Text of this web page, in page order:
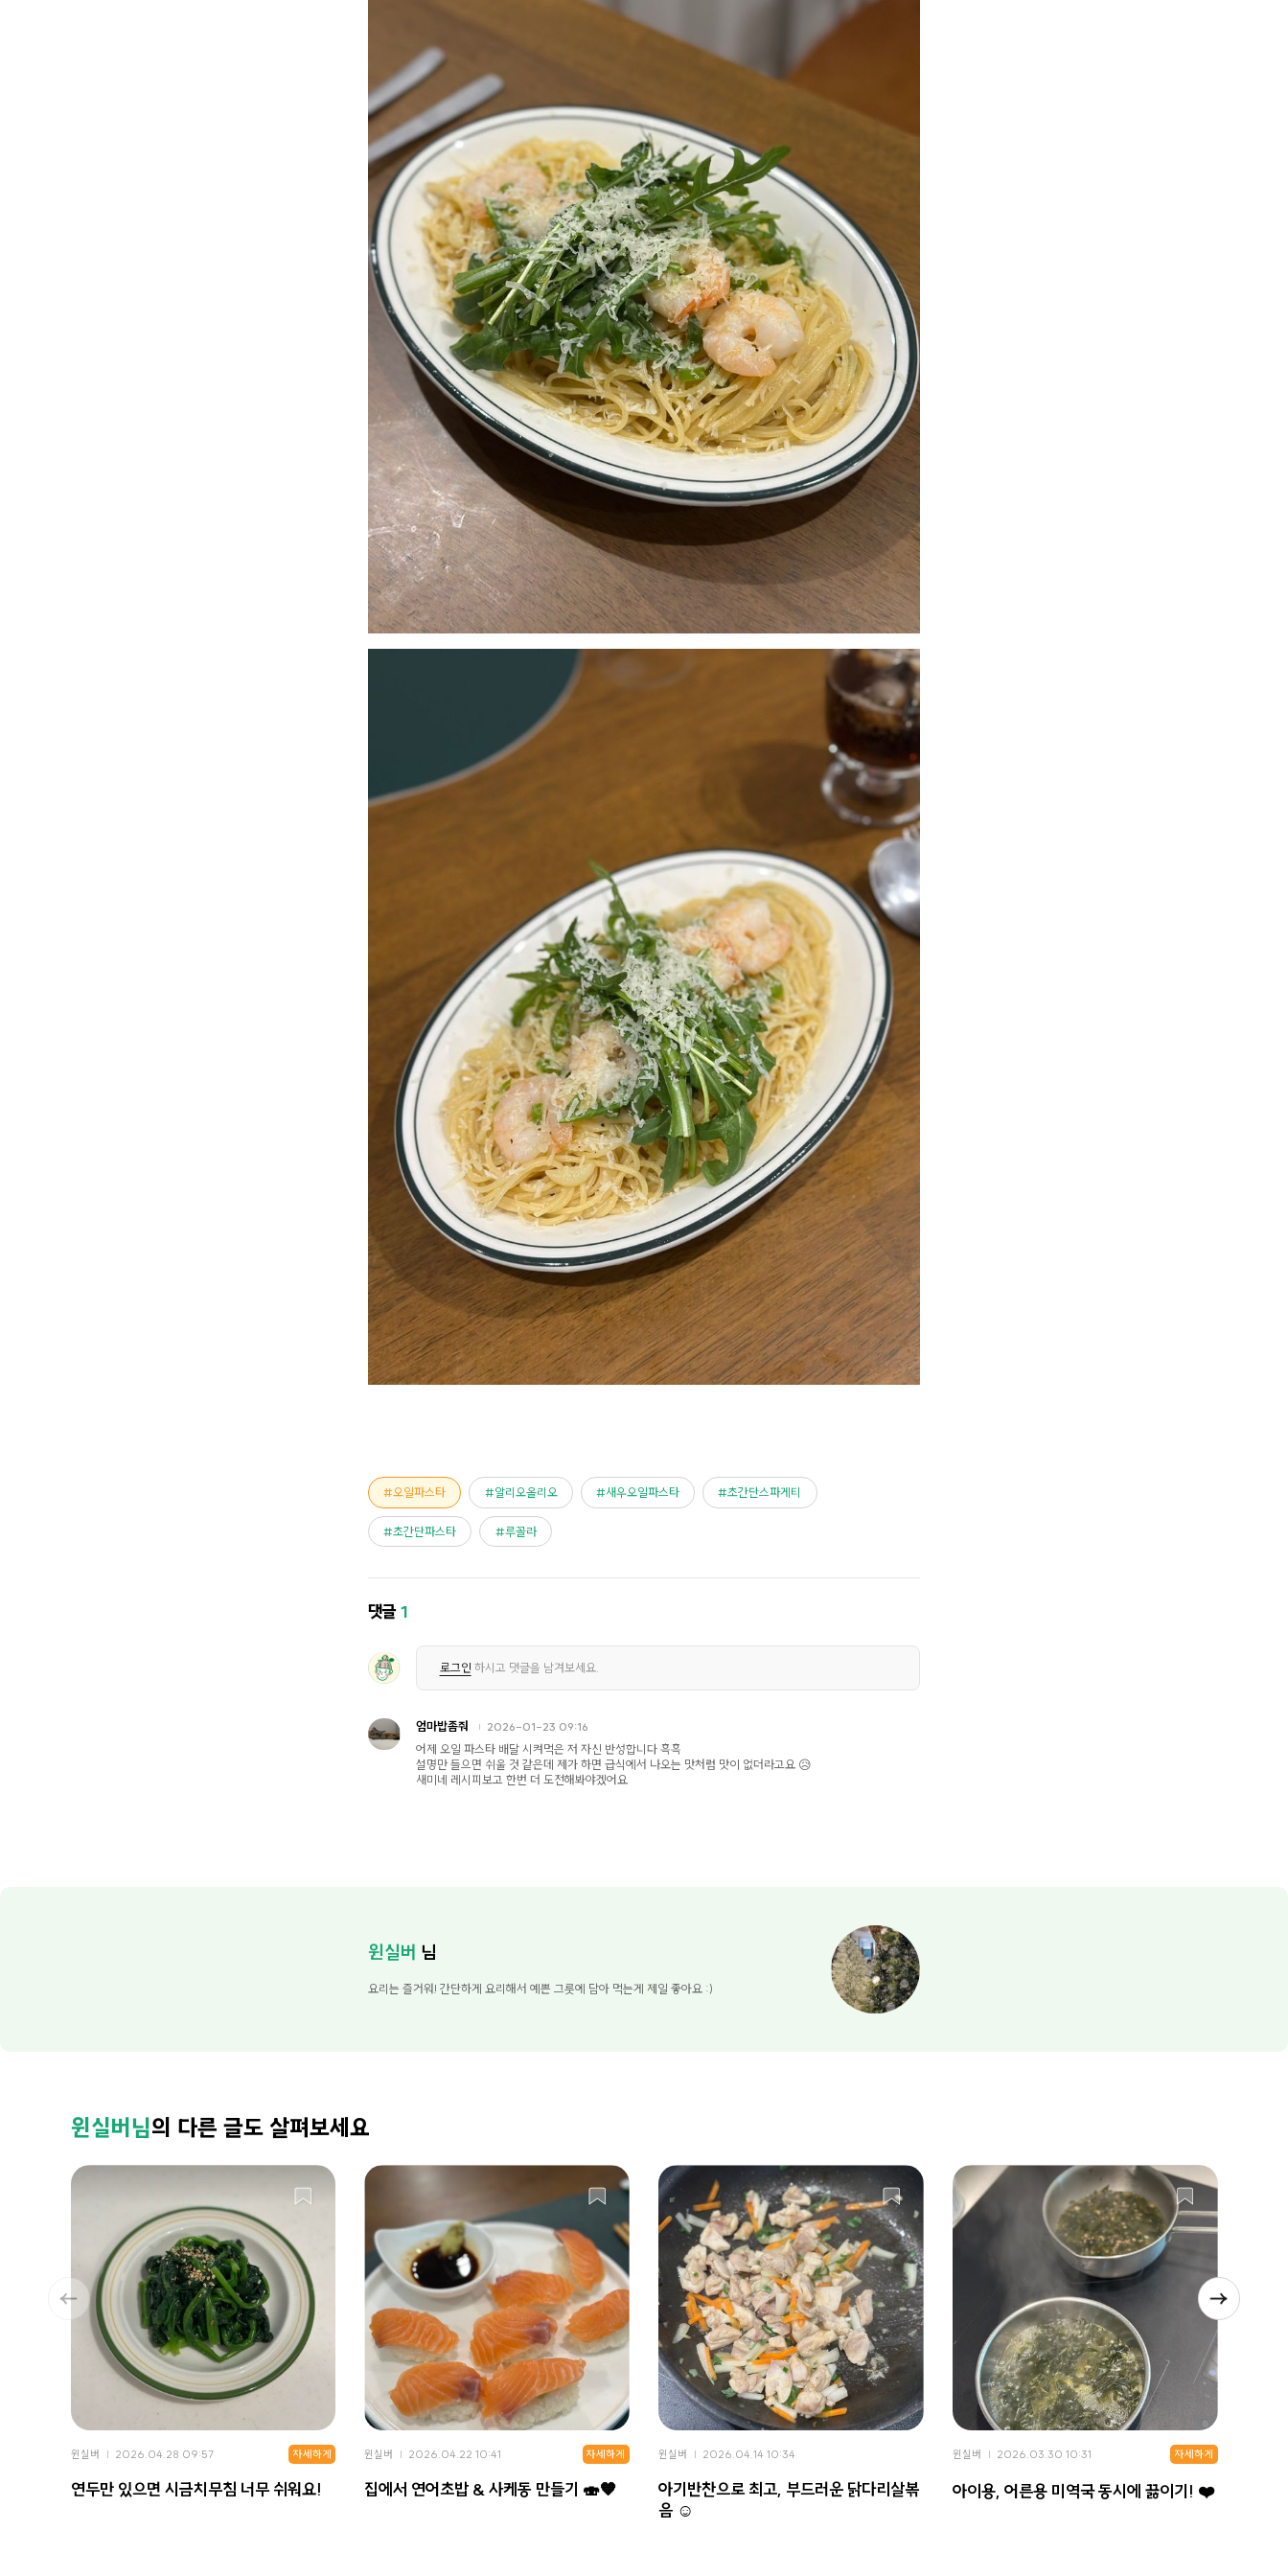
오일파스타 알리오올리오 새우오일파스타 초간단스파게티
초간단파스타 루꼴라
댓글1
로그인 하시고 댓글을 남겨보세요.
엄마밥좀줘 2026-01-23 09:16
어제 오일 파스타 배달 시켜먹은 저 자신 반성합니다 흑흑
설명만 들으면 쉬울 것 같은데 제가 하면 급식에서 나오는 맛처럼 맛이 없더라고요 😥
새미네 레시피보고 한번 더 도전해봐야겠어요
윈실버 님
요리는 즐거워! 간단하게 요리해서 예쁜 그릇에 담아 먹는게 제일 좋아요 :)
윈실버님의 다른 글도 살펴보세요
윈실버 2026.04.28 09:57
연두만 있으면 시금치무침 너무 쉬워요!
자세하게 윈실버 2026.04.22 10:41
집에서 연어초밥 & 사케동 만들기 🍣🧡
자세하게 윈실버 2026.04.14 10:34
아기반찬으로 최고, 부드러운 닭다리살볶
음 ☺️
윈실버 2026.03.30 10:31
아이용, 어른용 미역국 동시에 끓이기! ❤️
자세하게